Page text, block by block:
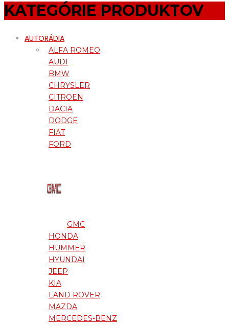
KATEGÓRIE PRODUKTOV
AUTORÁDIA
ALFA ROMEO
AUDI
BMW
CHRYSLER
CITROEN
DACIA
DODGE
FIAT
FORD
GMC
HONDA
HUMMER
HYUNDAI
JEEP
KIA
LAND ROVER
MAZDA
MERCEDES-BENZ